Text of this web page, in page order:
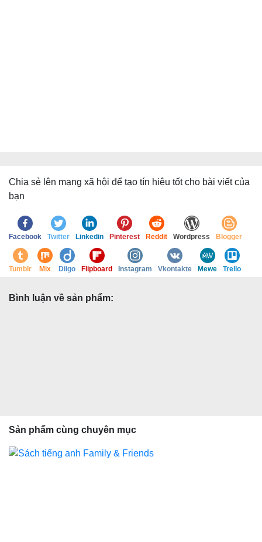
Chia sẻ lên mạng xã hội để tạo tín hiệu tốt cho bài viết của
bạn
Facebook Twitter Linkedin Pinterest Reddit Wordpress Blogger
Tumblr Mix Diigo Flipboard Instagram Vkontakte Mewe Trello
Bình luận về sản phẩm:
Sản phẩm cùng chuyên mục